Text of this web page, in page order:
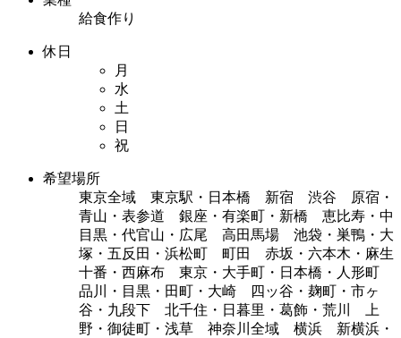
給食作り
休日
月
水
土
日
祝
希望場所
東京全域 東京駅・日本橋 新宿 渋谷 原宿・
青山・表参道 銀座・有楽町・新橋 恵比寿・中
目黒・代官山・広尾 高田馬場 池袋・巣鴨・大
塚・五反田・浜松町 町田 赤坂・六本木・麻生
十番・西麻布 東京・大手町・日本橋・人形町
品川・目黒・田町・大崎 四ッ谷・麹町・市ヶ
谷・九段下 北千住・日暮里・葛飾・荒川 上
野・御徒町・浅草 神奈川全域 横浜 新横浜・